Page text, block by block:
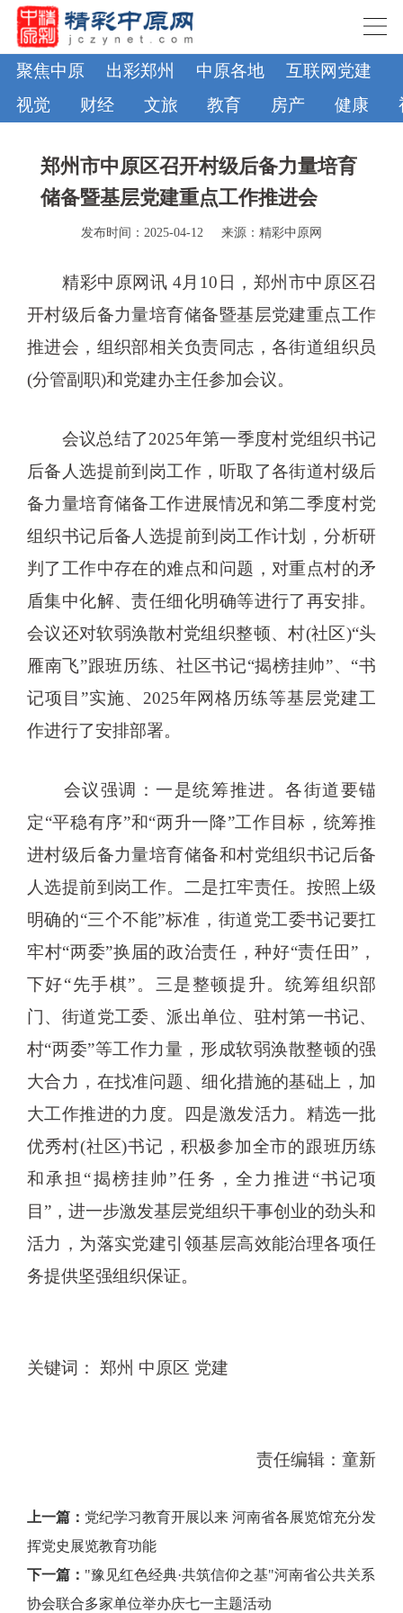
聚焦中原 出彩郑州 中原各地 互联网党建
视觉
财经 文旅 教育 房产 健康
郑州市中原区召开村级后备力量培育
储备暨基层党建重点工作推进会
发布时间：2025-04-12 来源：精彩中原网
精彩中原网讯 4月10日，郑州市中原区召
开村级后备力量培育储备暨基层党建重点工作
推进会，组织部相关负责同志，各街道组织员
(分管副职)和党建办主任参加会议。
会议总结了2025年第一季度村党组织书记
后备人选提前到岗工作，听取了各街道村级后
备力量培育储备工作进展情况和第二季度村党
组织书记后备人选提前到岗工作计划，分析研
判了工作中存在的难点和问题，对重点村的矛
盾集中化解、责任细化明确等进行了再安排。
会议还对软弱涣散村党组织整顿、村(社区)“头
雁南飞”跟班历练、社区书记“揭榜挂帅”、“书
记项目”实施、2025年网格历练等基层党建工
作进行了安排部署。
会议强调：一是统筹推进。各街道要锚
定“平稳有序”和“两升一降”工作目标，统筹推
进村级后备力量培育储备和村党组织书记后备
人选提前到岗工作。二是扛牢责任。按照上级
明确的“三个不能”标准，街道党工委书记要扛
牢村“两委”换届的政治责任，种好“责任田”，
下好“先手棋”。三是整顿提升。统筹组织部
门、街道党工委、派出单位、驻村第一书记、
村“两委”等工作力量，形成软弱涣散整顿的强
大合力，在找准问题、细化措施的基础上，加
大工作推进的力度。四是激发活力。精选一批
优秀村(社区)书记，积极参加全市的跟班历练
和承担“揭榜挂帅”任务，全力推进“书记项
目”，进一步激发基层党组织干事创业的劲头和
活力，为落实党建引领基层高效能治理各项任
务提供坚强组织保证。
关键词： 郑州 中原区 党建
责任编辑：童新
上一篇： 党纪学习教育开展以来 河南省各展览馆充分发
挥党史展览教育功能
下一篇： "豫见红色经典·共筑信仰之基"河南省公共关系
协会联合多家单位举办庆七一主题活动